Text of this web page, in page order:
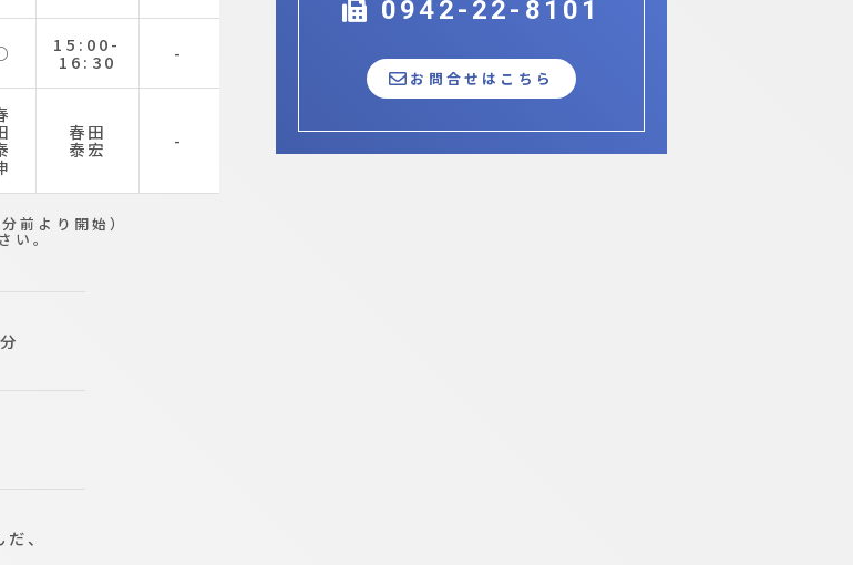
15:00-
16:30 -
春田
泰宏 -
前より開始）
い。
0942-22-8101
お問合せはこちら
、